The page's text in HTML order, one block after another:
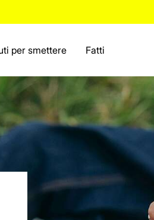
per smettere Fatti